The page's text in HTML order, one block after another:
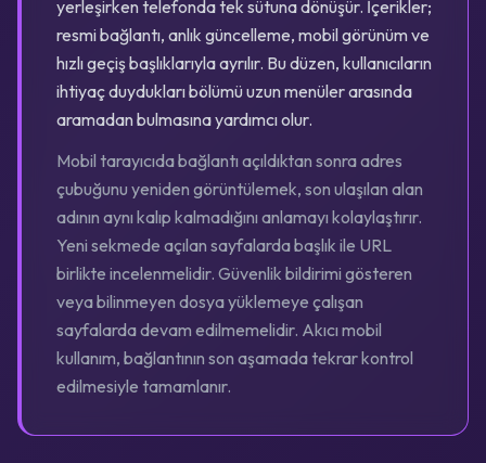
yerleşirken telefonda tek sütuna dönüşür. İçerikler;
resmi bağlantı, anlık güncelleme, mobil görünüm ve
hızlı geçiş başlıklarıyla ayrılır. Bu düzen, kullanıcıların
ihtiyaç duydukları bölümü uzun menüler arasında
aramadan bulmasına yardımcı olur.
Mobil tarayıcıda bağlantı açıldıktan sonra adres
çubuğunu yeniden görüntülemek, son ulaşılan alan
adının aynı kalıp kalmadığını anlamayı kolaylaştırır.
Yeni sekmede açılan sayfalarda başlık ile URL
birlikte incelenmelidir. Güvenlik bildirimi gösteren
veya bilinmeyen dosya yüklemeye çalışan
sayfalarda devam edilmemelidir. Akıcı mobil
kullanım, bağlantının son aşamada tekrar kontrol
edilmesiyle tamamlanır.